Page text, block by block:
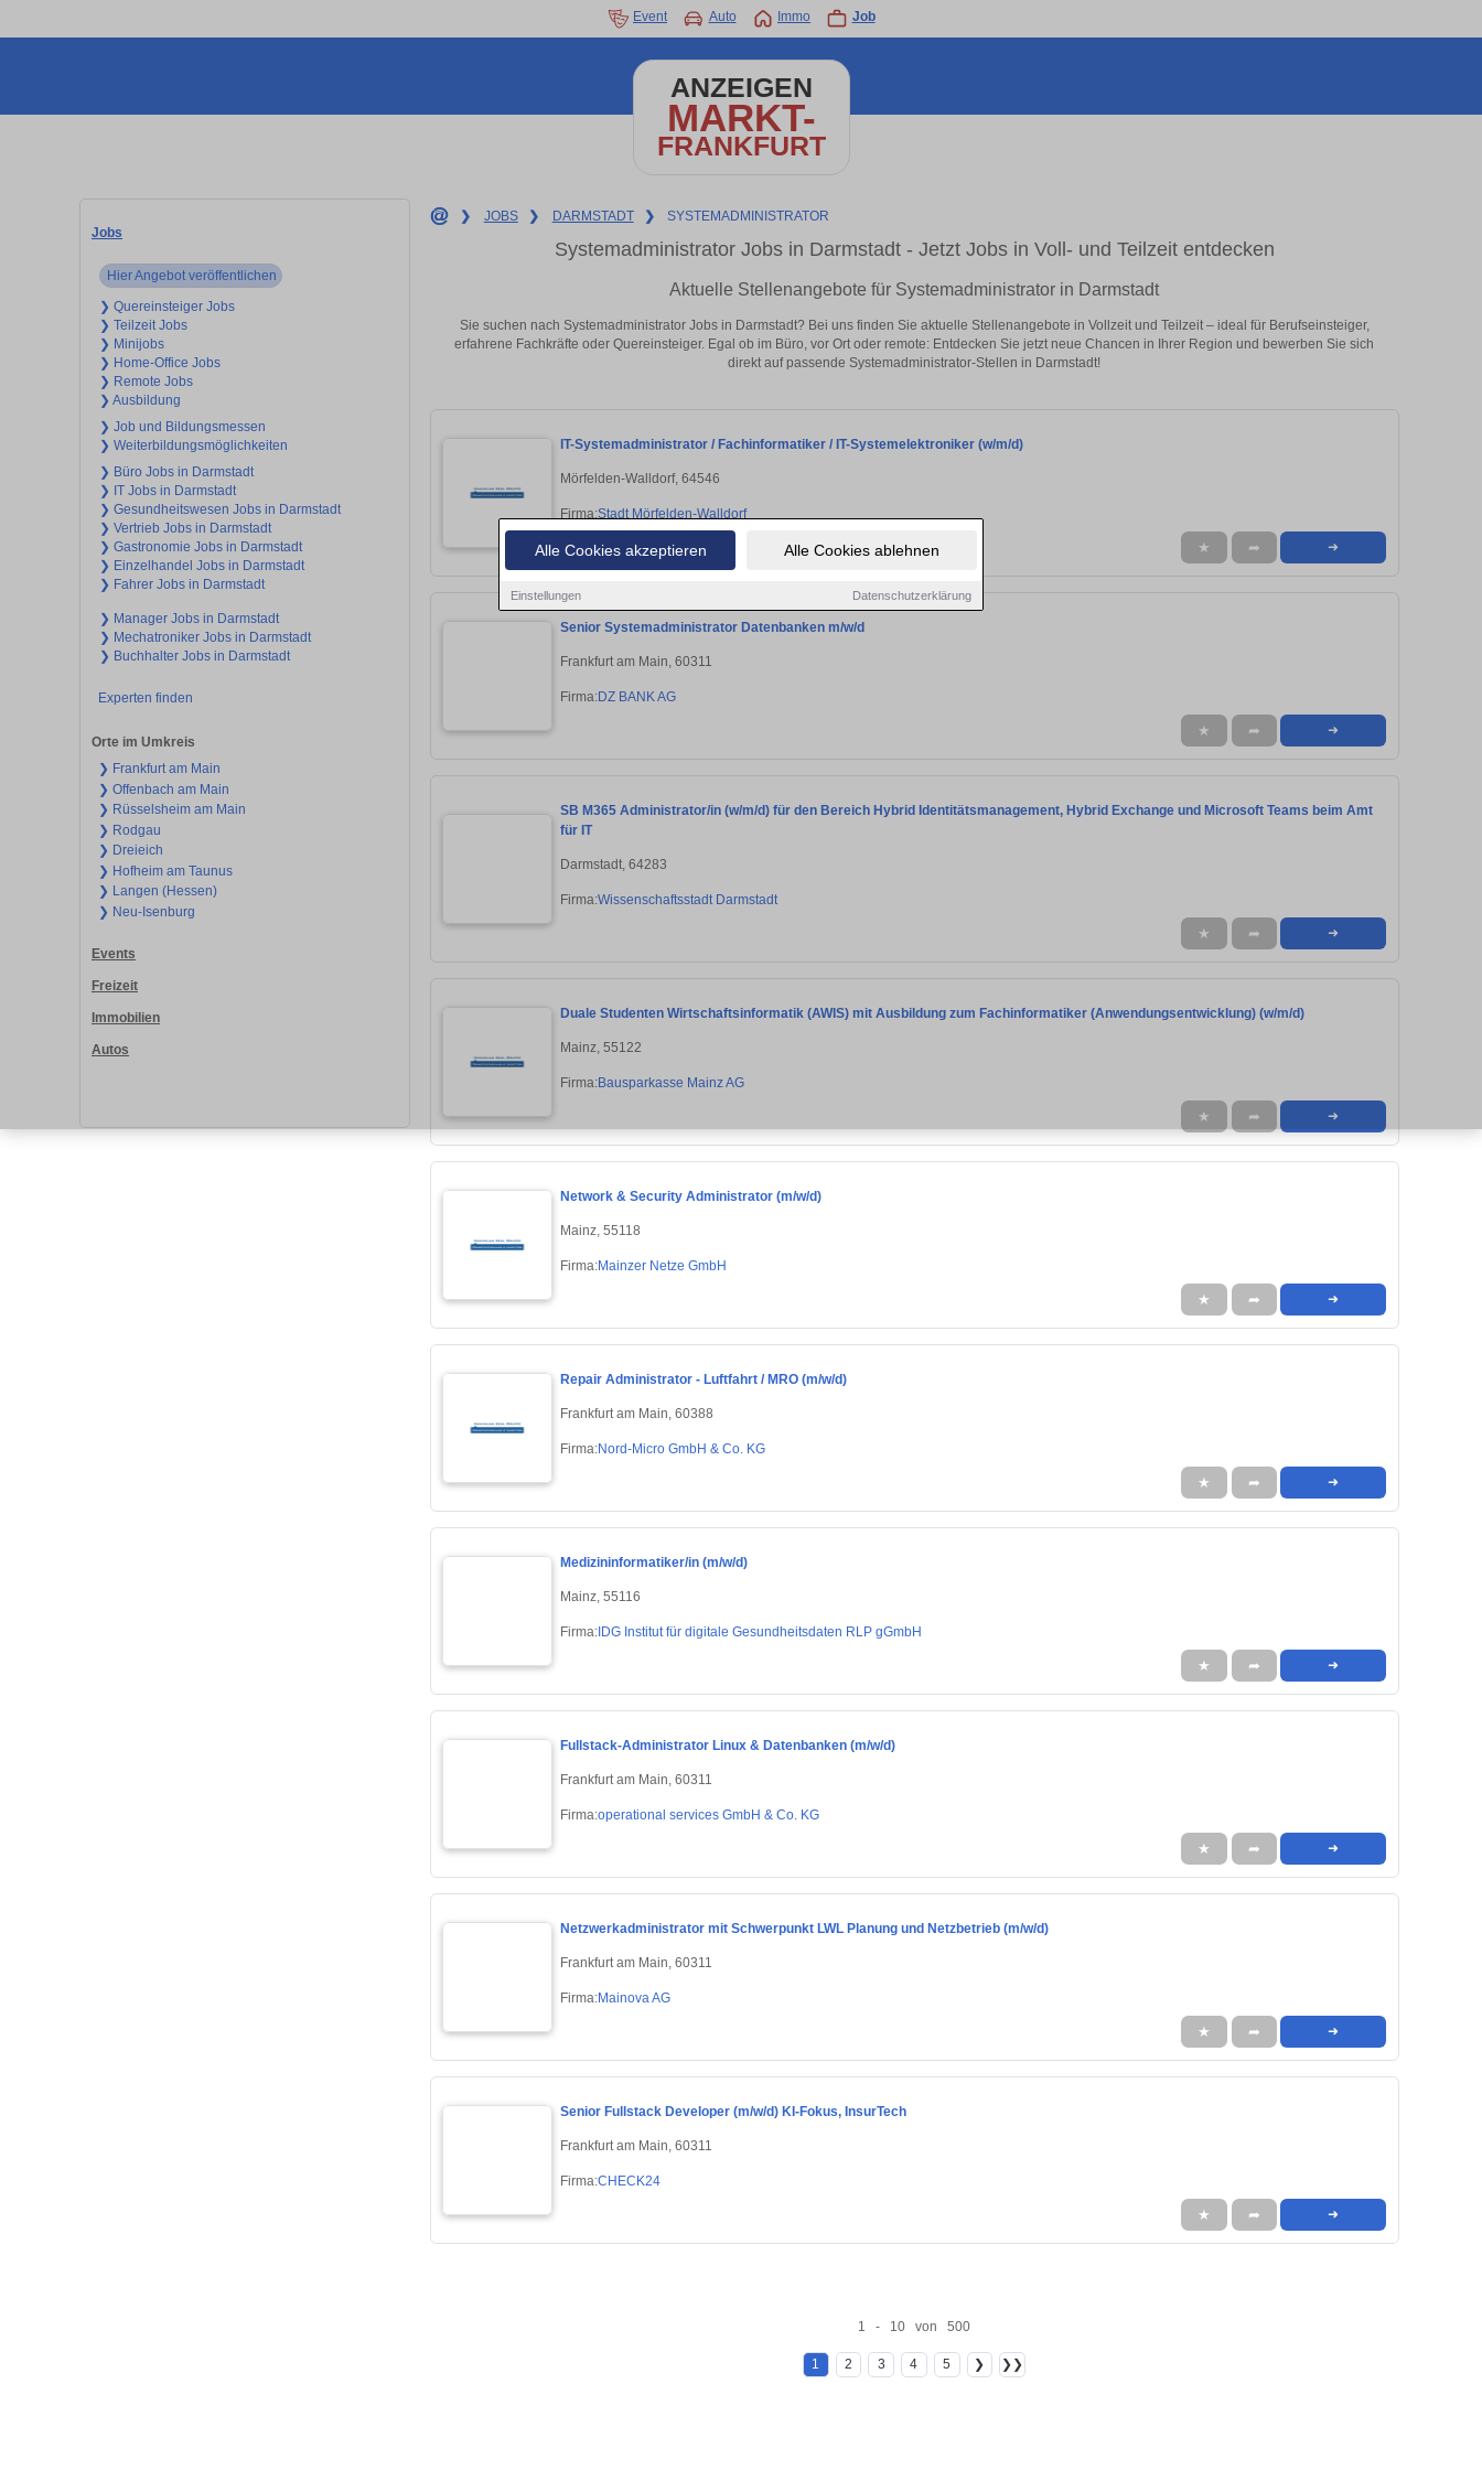
Alle Cookies akzeptieren Alle Cookies ablehnen
Einstellungen Datenschutzerklärung
Event Auto Immo Job
ANZEIGEN
MARKT-
FRANKFURT
Jobs
Hier Angebot veröffentlichen
❯ Quereinsteiger Jobs
❯ Teilzeit Jobs
❯ Minijobs
❯ Home-Office Jobs
❯ Remote Jobs
❯ Ausbildung
❯ Job und Bildungsmessen
❯ Weiterbildungsmöglichkeiten
❯ Büro Jobs in Darmstadt
❯ IT Jobs in Darmstadt
❯ Gesundheitswesen Jobs in Darmstadt
❯ Vertrieb Jobs in Darmstadt
❯ Gastronomie Jobs in Darmstadt
❯ Einzelhandel Jobs in Darmstadt
❯ Fahrer Jobs in Darmstadt
❯ Manager Jobs in Darmstadt
❯ Mechatroniker Jobs in Darmstadt
❯ Buchhalter Jobs in Darmstadt
Experten finden
Orte im Umkreis
❯ Frankfurt am Main
❯ Offenbach am Main
❯ Rüsselsheim am Main
❯ Rodgau
❯ Dreieich
❯ Hofheim am Taunus
❯ Langen (Hessen)
❯ Neu-Isenburg
Events
Freizeit
Immobilien
Autos
❯ JOBS ❯ DARMSTADT ❯ SYSTEMADMINISTRATOR
Systemadministrator Jobs in Darmstadt - Jetzt Jobs in Voll- und Teilzeit entdecken
Aktuelle Stellenangebote für Systemadministrator in Darmstadt
Sie suchen nach Systemadministrator Jobs in Darmstadt? Bei uns finden Sie aktuelle Stellenangebote in Vollzeit und Teilzeit – ideal für Berufseinsteiger,
erfahrene Fachkräfte oder Quereinsteiger. Egal ob im Büro, vor Ort oder remote: Entdecken Sie jetzt neue Chancen in Ihrer Region und bewerben Sie sich
direkt auf passende Systemadministrator-Stellen in Darmstadt!
IT-Systemadministrator / Fachinformatiker / IT-Systemelektroniker (w/m/d)
Mörfelden-Walldorf, 64546
Firma:Stadt Mörfelden-Walldorf
★ ➦ ➜
Senior Systemadministrator Datenbanken m/w/d
Frankfurt am Main, 60311
Firma:DZ BANK AG
★ ➦ ➜
SB M365 Administrator/in (w/m/d) für den Bereich Hybrid Identitätsmanagement, Hybrid Exchange und Microsoft Teams beim Amt
für IT
Darmstadt, 64283
Firma:Wissenschaftsstadt Darmstadt
★ ➦ ➜
Duale Studenten Wirtschaftsinformatik (AWIS) mit Ausbildung zum Fachinformatiker (Anwendungsentwicklung) (w/m/d)
Mainz, 55122
Firma:Bausparkasse Mainz AG
★ ➦ ➜
Network & Security Administrator (m/w/d)
Mainz, 55118
Firma:Mainzer Netze GmbH
★ ➦ ➜
Repair Administrator - Luftfahrt / MRO (m/w/d)
Frankfurt am Main, 60388
Firma:Nord-Micro GmbH & Co. KG
★ ➦ ➜
Medizininformatiker/in (m/w/d)
Mainz, 55116
Firma:IDG Institut für digitale Gesundheitsdaten RLP gGmbH
★ ➦ ➜
Fullstack-Administrator Linux & Datenbanken (m/w/d)
Frankfurt am Main, 60311
Firma:operational services GmbH & Co. KG
★ ➦ ➜
Netzwerkadministrator mit Schwerpunkt LWL Planung und Netzbetrieb (m/w/d)
Frankfurt am Main, 60311
Firma:Mainova AG
★ ➦ ➜
Senior Fullstack Developer (m/w/d) KI-Fokus, InsurTech
Frankfurt am Main, 60311
Firma:CHECK24
★ ➦ ➜
1 - 10 von 500
1 2 3 4 5 ❯ ❯❯